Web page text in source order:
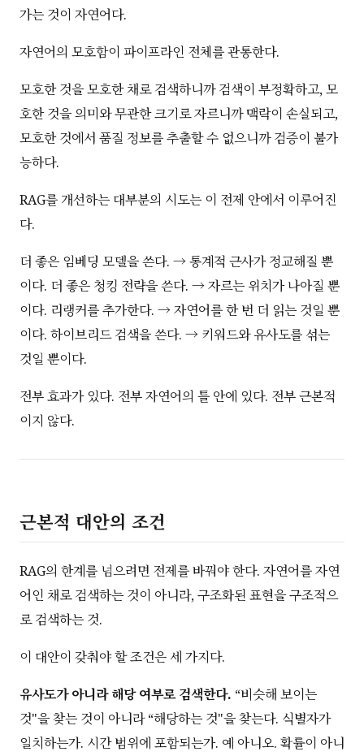
가는 것이 자연어다.
자연어의 모호함이 파이프라인 전체를 관통한다.
모호한 것을 모호한 채로 검색하니까 검색이 부정확하고, 모
호한 것을 의미와 무관한 크기로 자르니까 맥락이 손실되고,
모호한 것에서 품질 정보를 추출할 수 없으니까 검증이 불가
능하다.
RAG를 개선하는 대부분의 시도는 이 전제 안에서 이루어진
다.
더 좋은 임베딩 모델을 쓴다. → 통계적 근사가 정교해질 뿐
이다. 더 좋은 청킹 전략을 쓴다. → 자르는 위치가 나아질 뿐
이다. 리랭커를 추가한다. → 자연어를 한 번 더 읽는 것일 뿐
이다. 하이브리드 검색을 쓴다. → 키워드와 유사도를 섞는
것일 뿐이다.
전부 효과가 있다. 전부 자연어의 틀 안에 있다. 전부 근본적
이지 않다.
근본적 대안의 조건
RAG의 한계를 넘으려면 전제를 바꿔야 한다. 자연어를 자연
어인 채로 검색하는 것이 아니라, 구조화된 표현을 구조적으
로 검색하는 것.
이 대안이 갖춰야 할 조건은 세 가지다.
유사도가 아니라 해당 여부로 검색한다. “비슷해 보이는
것"을 찾는 것이 아니라 “해당하는 것"을 찾는다. 식별자가
일치하는가. 시간 범위에 포함되는가. 예 아니오. 확률이 아니